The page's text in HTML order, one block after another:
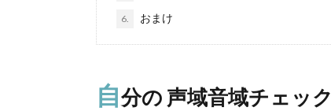
6. おまけ
自分の 声域音域チェック